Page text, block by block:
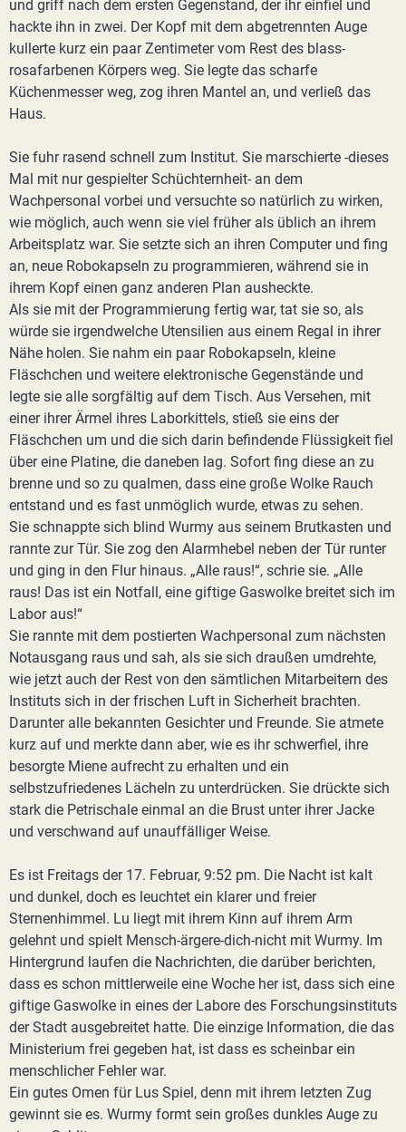
und griff nach dem ersten Gegenstand, der ihr einfiel und
hackte ihn in zwei. Der Kopf mit dem abgetrennten Auge
kullerte kurz ein paar Zentimeter vom Rest des blass-
rosafarbenen Körpers weg. Sie legte das scharfe
Küchenmesser weg, zog ihren Mantel an, und verließ das
Haus.
Sie fuhr rasend schnell zum Institut. Sie marschierte -dieses
Mal mit nur gespielter Schüchternheit- an dem
Wachpersonal vorbei und versuchte so natürlich zu wirken,
wie möglich, auch wenn sie viel früher als üblich an ihrem
Arbeitsplatz war. Sie setzte sich an ihren Computer und fing
an, neue Robokapseln zu programmieren, während sie in
ihrem Kopf einen ganz anderen Plan ausheckte.
Als sie mit der Programmierung fertig war, tat sie so, als
würde sie irgendwelche Utensilien aus einem Regal in ihrer
Nähe holen. Sie nahm ein paar Robokapseln, kleine
Fläschchen und weitere elektronische Gegenstände und
legte sie alle sorgfältig auf dem Tisch. Aus Versehen, mit
einer ihrer Ärmel ihres Laborkittels, stieß sie eins der
Fläschchen um und die sich darin befindende Flüssigkeit fiel
über eine Platine, die daneben lag. Sofort fing diese an zu
brenne und so zu qualmen, dass eine große Wolke Rauch
entstand und es fast unmöglich wurde, etwas zu sehen.
Sie schnappte sich blind Wurmy aus seinem Brutkasten und
rannte zur Tür. Sie zog den Alarmhebel neben der Tür runter
und ging in den Flur hinaus. „Alle raus!“, schrie sie. „Alle
raus! Das ist ein Notfall, eine giftige Gaswolke breitet sich im
Labor aus!“
Sie rannte mit dem postierten Wachpersonal zum nächsten
Notausgang raus und sah, als sie sich draußen umdrehte,
wie jetzt auch der Rest von den sämtlichen Mitarbeitern des
Instituts sich in der frischen Luft in Sicherheit brachten.
Darunter alle bekannten Gesichter und Freunde. Sie atmete
kurz auf und merkte dann aber, wie es ihr schwerfiel, ihre
besorgte Miene aufrecht zu erhalten und ein
selbstzufriedenes Lächeln zu unterdrücken. Sie drückte sich
stark die Petrischale einmal an die Brust unter ihrer Jacke
und verschwand auf unauffälliger Weise.
Es ist Freitags der 17. Februar, 9:52 pm. Die Nacht ist kalt
und dunkel, doch es leuchtet ein klarer und freier
Sternenhimmel. Lu liegt mit ihrem Kinn auf ihrem Arm
gelehnt und spielt Mensch-ärgere-dich-nicht mit Wurmy. Im
Hintergrund laufen die Nachrichten, die darüber berichten,
dass es schon mittlerweile eine Woche her ist, dass sich eine
giftige Gaswolke in eines der Labore des Forschungsinstituts
der Stadt ausgebreitet hatte. Die einzige Information, die das
Ministerium frei gegeben hat, ist dass es scheinbar ein
menschlicher Fehler war.
Ein gutes Omen für Lus Spiel, denn mit ihrem letzten Zug
gewinnt sie es. Wurmy formt sein großes dunkles Auge zu